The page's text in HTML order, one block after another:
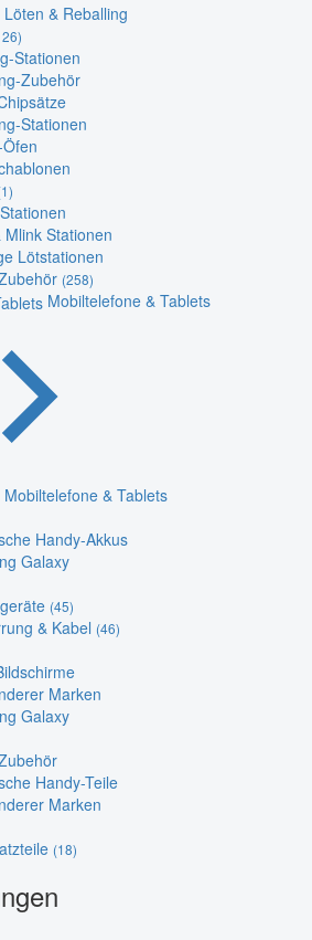
& Reballing
Stationen
Zubehör
Stationen
Mlink Stationen
Lötstationen
(258)
Mobiltelefone & Tablets
& Tablets
Handy-Akkus
Galaxy
(45)
& Kabel (46)
Marken
Galaxy
Handy-Teile
Marken
(18)